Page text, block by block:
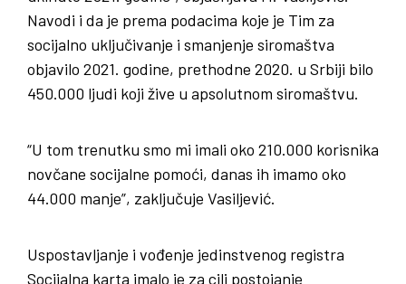
Navodi i da je prema podacima koje je Tim za
socijalno uključivanje i smanjenje siromaštva
objavilo 2021. godine, prethodne 2020. u Srbiji bilo
450.000 ljudi koji žive u apsolutnom siromaštvu.
“U tom trenutku smo mi imali oko 210.000 korisnika
novčane socijalne pomoći, danas ih imamo oko
44.000 manje”, zaključuje Vasiljević.
Uspostavljanje i vođenje jedinstvenog registra
Socijalna karta imalo je za cilj postojanje